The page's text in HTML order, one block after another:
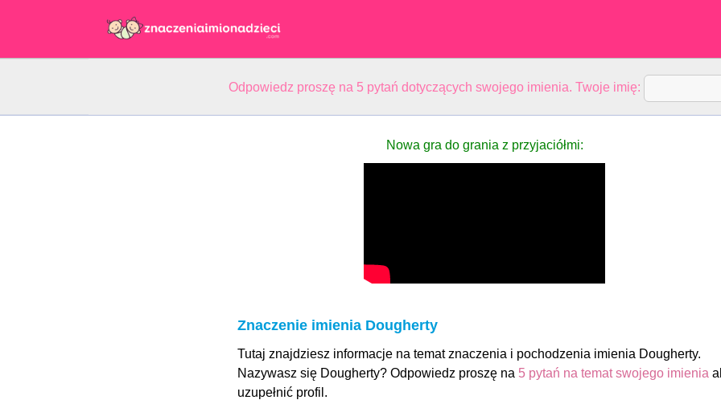
Odpowiedz proszę na 5 pytań dotyczących swojego imienia. Twoje imię:
Nowa gra do grania z przyjaciółmi:
Znaczenie imienia Dougherty
Tutaj znajdziesz informacje na temat znaczenia i pochodzenia imienia Dougherty.
Nazywasz się Dougherty? Odpowiedz proszę na 5 pytań na temat swojego imienia
uzupełnić profil.